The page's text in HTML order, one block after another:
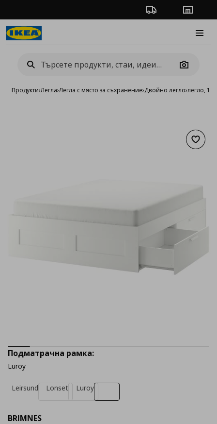
Проследяване на
Camera
Продукти›Легла›Легла с място за съхранение›Двойно легло›легло,
BRIMNES
Подматрачна рамка:
Luroy
Leirsund Lonset Luroy